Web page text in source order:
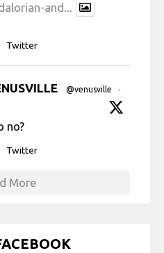
and...
Twitter
@venusville
·
no?
Twitter
More